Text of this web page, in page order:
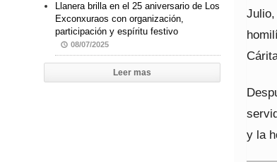
y la
Llanera brilla en el 25 aniversario de Los
Exconxuraos con organización,
participación y espíritu festivo
08/07/2025
Leer mas